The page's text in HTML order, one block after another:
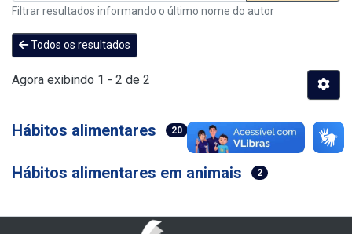
Filtrar resultados informando o último nome do autor
Todos os resultados
Agora exibindo 1 - 2 de 2
Hábitos alimentares 20
Hábitos alimentares em animais 2